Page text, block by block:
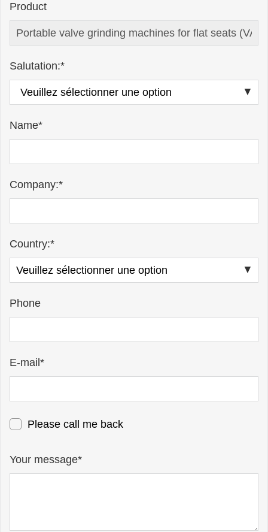
Product
Salutation:*
Name*
Company:*
Country:*
Phone
E-mail*
Please call me back
Your message*